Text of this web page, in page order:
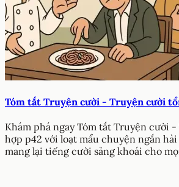
Tóm tắt Truyện cười - Truyện cười
Khám phá ngay Tóm tắt Truyện cười
hợp p42 với loạt mẩu chuyện ngắn
mang lại tiếng cười sảng khoái cho